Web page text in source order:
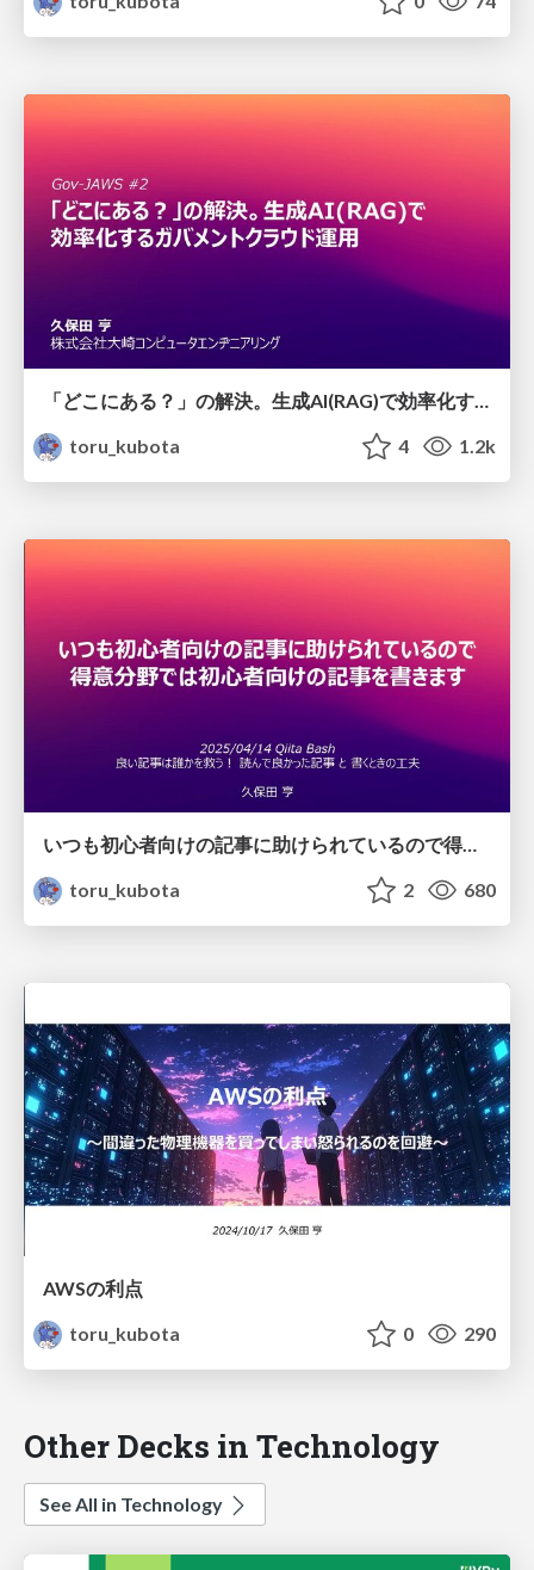
toru_kubota
4 1.2k
いつも初心者向けの記事に助けられているので得意分野では初心者向けの記事を書きます
toru_kubota
2 680
AWSの利点
toru_kubota
0 290
Other Decks in Technology
See All in Technology